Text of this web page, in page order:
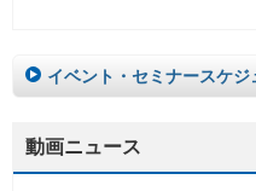
イベント・セミナースケジ
動画ニュース